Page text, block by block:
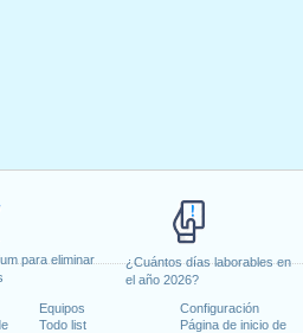
para eliminar
¿Cuántos días laborables en
el año 2026?
Equipos
Todo list
Configuración
Página de inicio de